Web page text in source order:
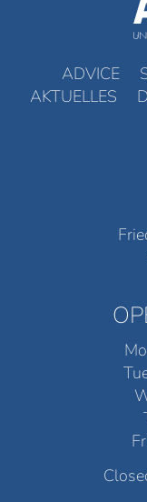
ADVICE
AKTUELLES